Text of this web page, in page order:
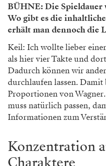
BÜHNE: Die
Wo gibt es die
erhält man dennoch die
Keil: Ich wollte lieber
als hier vier Takte und
Dadurch können wir
durchlaufen lassen.
Proportionen von
muss natürlich passen,
Informationen zum
Konzentration